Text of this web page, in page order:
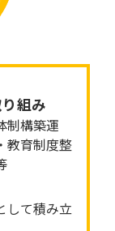
組み
制構築運
教育制度整
して積み立